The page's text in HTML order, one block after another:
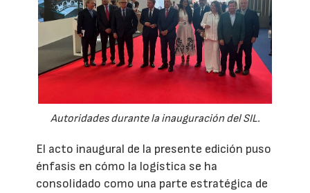
Autoridades durante la inauguración del SIL.
El acto inaugural de la presente edición puso
énfasis en cómo la logística se ha
consolidado como una parte estratégica de